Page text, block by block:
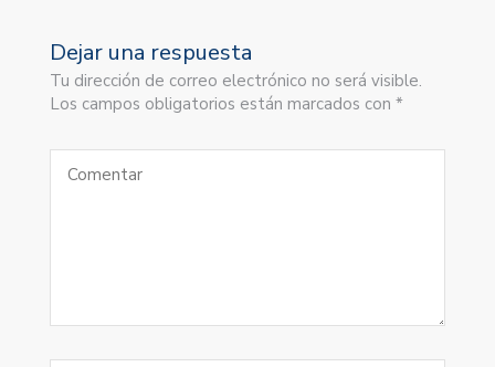
Dejar una respuesta
Tu dirección de correo electrónico no será visible.
Los campos obligatorios están marcados con *